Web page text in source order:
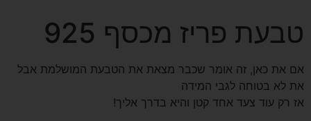
טבעת פריז מכסף 925
אם את כאן, זה אומר שכבר מצאת את הטבעת המושלמת אבל
את לא בטוחה לגבי המידה
אז רק עוד צעד אחד קטן והיא בדרך אליך!